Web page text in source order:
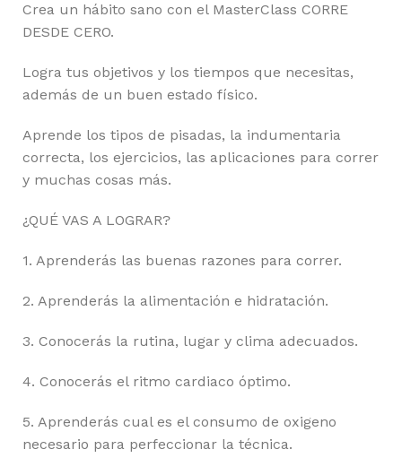
Crea un hábito sano con el MasterClass CORRE
DESDE CERO.
Logra tus objetivos y los tiempos que necesitas,
además de un buen estado físico.
Aprende los tipos de pisadas, la indumentaria
correcta, los ejercicios, las aplicaciones para correr
y muchas cosas más.
¿QUÉ VAS A LOGRAR?
1. Aprenderás las buenas razones para correr.
2. Aprenderás la alimentación e hidratación.
3. Conocerás la rutina, lugar y clima adecuados.
4. Conocerás el ritmo cardiaco óptimo.
5. Aprenderás cual es el consumo de oxigeno
necesario para perfeccionar la técnica.